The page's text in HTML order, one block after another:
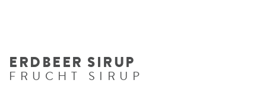
ERDBEER SIRUP
FRUCHT SIRUP